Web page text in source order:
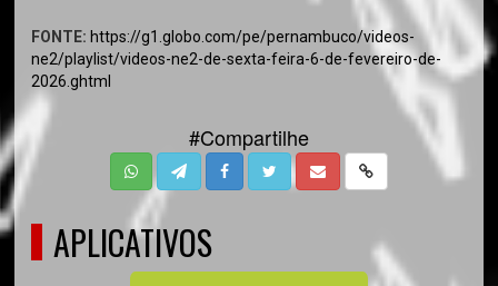
FONTE: https://g1.globo.com/pe/pernambuco/videos-
ne2/playlist/videos-ne2-de-sexta-feira-6-de-fevereiro-de-
2026.ghtml
#Compartilhe
APLICATIVOS